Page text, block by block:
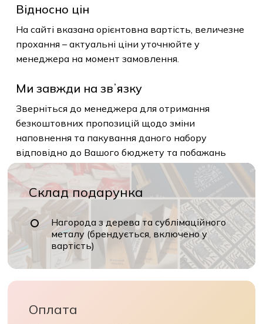
Відносно цін
На сайті вказана орієнтовна вартість, величезне
прохання – актуальні ціни уточнюйте у
менеджера на момент замовлення.
Ми завжди на звʼязку
Зверніться до менеджера для отримання
безкоштовних пропозицій щодо зміни
наповнення та пакування даного набору
відповідно до Вашого бюджету та побажань
Склад подарунка
Нагорода з дерева та сублімаційного
металу (брендується, включено у
вартість)
Оплата